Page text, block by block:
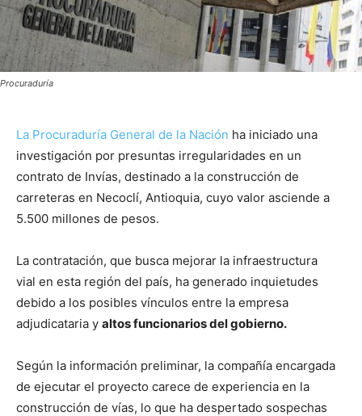
Procuraduría
La Procuraduría General de la Nación ha iniciado una
investigación por presuntas irregularidades en un
contrato de Invías, destinado a la construcción de
carreteras en Necoclí, Antioquia, cuyo valor asciende a
5.500 millones de pesos.
La contratación, que busca mejorar la infraestructura
vial en esta región del país, ha generado inquietudes
debido a los posibles vínculos entre la empresa
adjudicataria y altos funcionarios del gobierno.
Según la información preliminar, la compañía encargada
de ejecutar el proyecto carece de experiencia en la
construcción de vías, lo que ha despertado sospechas